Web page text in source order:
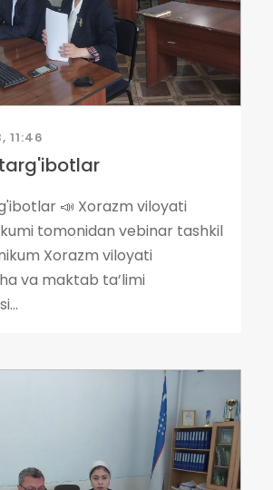
11:46
📣 Xorazm viloyati
tomonidan vebinar tashkil
Xorazm viloyati
va maktab ta’limi